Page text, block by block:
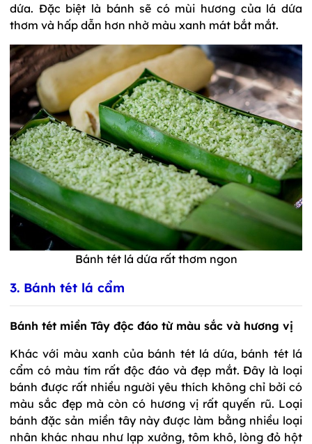
dứa. Đặc biệt là bánh sẽ có mùi hương của lá dứa
thơm và hấp dẫn hơn nhờ màu xanh mát bắt mắt.
Bánh tét lá dứa rất thơm ngon
3. Bánh tét lá cẩm
Bánh tét miền Tây độc đáo từ màu sắc và hương vị
Khác với màu xanh của bánh tét lá dứa, bánh tét lá
cẩm có màu tím rất độc đáo và đẹp mắt. Đây là loại
bánh được rất nhiều người yêu thích không chỉ bởi có
màu sắc đẹp mà còn có hương vị rất quyến rũ. Loại
bánh đặc sản miền tây này được làm bằng nhiều loại
nhân khác nhau như lạp xưởng, tôm khô, lòng đỏ hột